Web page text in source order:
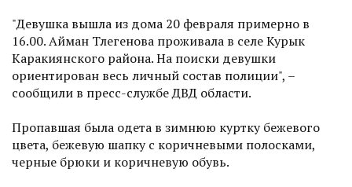
"Девушка вышла из дома 20 февраля примерно в
16.00. Айман Тлегенова проживала в селе Курык
Каракиянского района. На поиски девушки
ориентирован весь личный состав полиции", –
сообщили в пресс-службе ДВД области.
Пропавшая была одета в зимнюю куртку бежевого
цвета, бежевую шапку с коричневыми полосками,
черные брюки и коричневую обувь.